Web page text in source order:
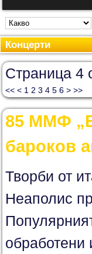
Концерти
Страница 4
<< < 1 2 3 4 5 6 > >>
85 ММФ
бароков
Творби от
Неаполис
обработени